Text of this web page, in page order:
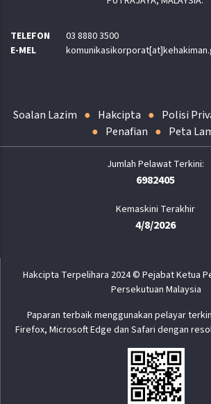
TELEFON
03 8880 3500
E-MEL
Soalan Lazim Hakcipta
Polisi
Penafian
Peta
6982405
Kemaskini Terakhir
4/8/2026
Hakcipta Terpelihara 2024 © Pejabat Ketua
Persekutuan Malaysia
Paparan terbaik menggunakan pelayar
Firefox, Microsoft Edge dan Safari dengan